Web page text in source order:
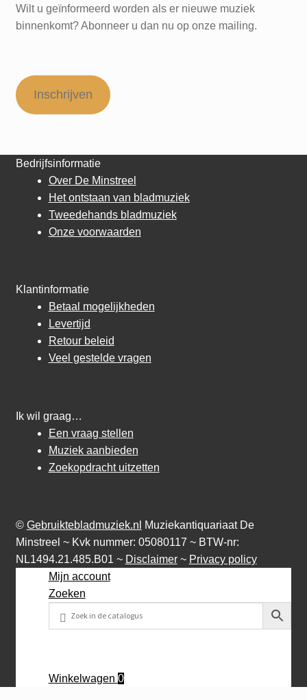
Wilt u geïnformeerd worden als er nieuwe muziek
binnenkomt? Abonneer u dan nu op onze mailing.
Inschrijven
Bedrijfsinformatie
Over De Minstreel
Het ontstaan van bladmuziek
Tweedehands bladmuziek
Onze voorwaarden
Klantinformatie
Betaal mogelijkheden
Levertijd
Retour beleid
Veel gestelde vragen
Ik wil graag…
Een vraag stellen
Muziek aanbieden
Zoekopdracht uitzetten
© Gebruiktebladmuziek.nl
Muziekantiquariaat De
Minstreel ~ Kvk nummer: 05080117 ~ BTW-nr:
NL1494.21.485.B01 ~ Disclaimer~ Privacy policy
Mijn account
Zoeken
Winkelwagen 0